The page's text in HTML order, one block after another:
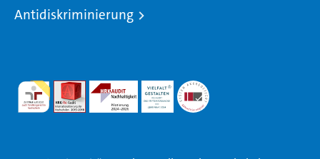
Antidiskriminierung